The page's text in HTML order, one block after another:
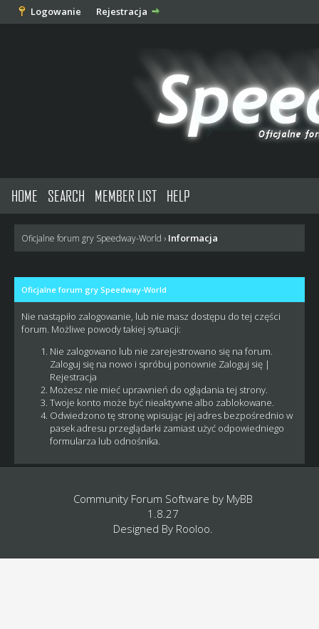
Logowanie Rejestracja
HOME SEARCH MEMBER LIST HELP
Oficjalne forum gry Speedway-World › Informacja
Oficjalne forum gry Speedway-World
Nie nastąpiło zalogowanie, lub nie masz dostępu do tej części
forum. Możliwe powody takiej sytuacji:
Nie zalogowano lub nie zarejestrowano się na forum.
Zaloguj się na nowo i spróbuj ponownie Zaloguj się|
Rejestracja
Możesz nie mieć uprawnień do oglądania tej strony.
Twoje konto może być nieaktywne albo zablokowane.
Odwiedzono tę stronę wpisując jej adres bezpośrednio w
pasek adresu przeglądarki zamiast użyć odpowiedniego
formularza lub odnośnika.
Community Forum Software by MyBB
1.8.27
Designed By Rooloo.